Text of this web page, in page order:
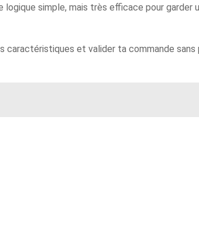
logique simple, mais très efficace pour garder
et valider ta commande sans